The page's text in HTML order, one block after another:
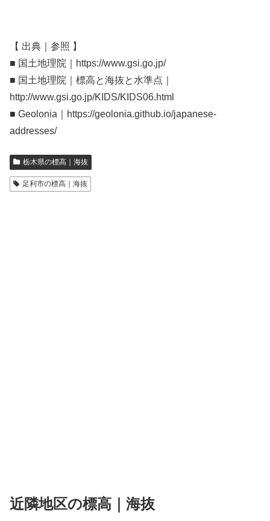
【 出典｜参照 】
■ 国土地理院｜https://www.gsi.go.jp/
■ 国土地理院｜標高と海抜と水準点｜
http://www.gsi.go.jp/KIDS/KIDS06.html
■ Geolonia｜https://geolonia.github.io/japanese-
addresses/
栃木県の標高｜海抜
足利市の標高｜海抜
近隣地区の標高｜海抜